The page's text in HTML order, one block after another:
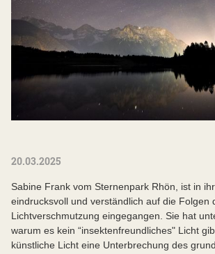
20.03.2025
Sabine Frank vom Sternenpark Rhön, ist in
eindrucksvoll und verständlich auf die Folgen
Lichtverschmutzung eingegangen. Sie hat
warum es kein “insektenfreundliches" Licht
künstliche Licht eine Unterbrechung des